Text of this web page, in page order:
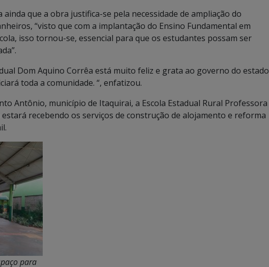
que a obra justifica-se pela necessidade de ampliação do
“visto que com a implantação do Ensino Fundamental em
isso tornou-se, essencial para que os estudantes possam ser
Dom Aquino Corrêa está muito feliz e grata ao governo do estado
toda a comunidade. “, enfatizou.
Antônio, município de Itaquirai, a Escola Estadual Rural Professora
recebendo os serviços de construção de alojamento e reforma
para